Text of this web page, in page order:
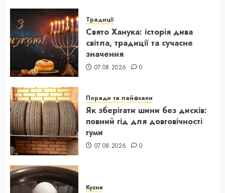
Традиції
Свято Ханука: історія дива
світла, традиції та сучасне
значення
07.08.2026 0
Поради та лайфхаки
Як зберігати шини без дисків:
повний гід для довговічності
гуми
07.08.2026 0
Кухня